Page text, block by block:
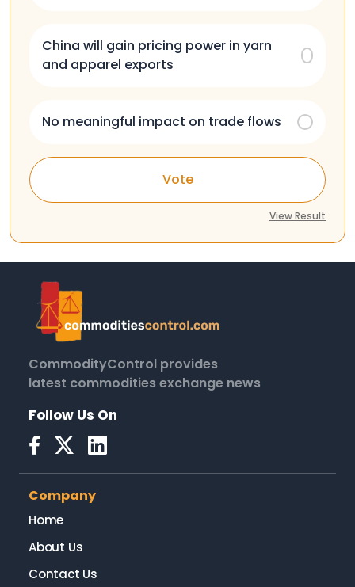
China will gain pricing power in yarn
and apparel exports
No meaningful impact on trade flows
Vote
View Result
CommodityControl provides
latest commodities exchange news
Follow Us On
Company
Home
About Us
Contact Us